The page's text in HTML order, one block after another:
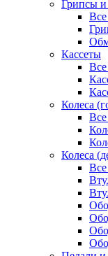
Грипсы и
Кассеты
Колеса
Колеса
Все